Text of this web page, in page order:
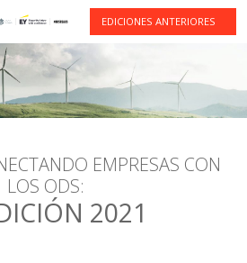
EDICIONES ANTERIORES
EMPRESAS CON
LOS ODS:
2021